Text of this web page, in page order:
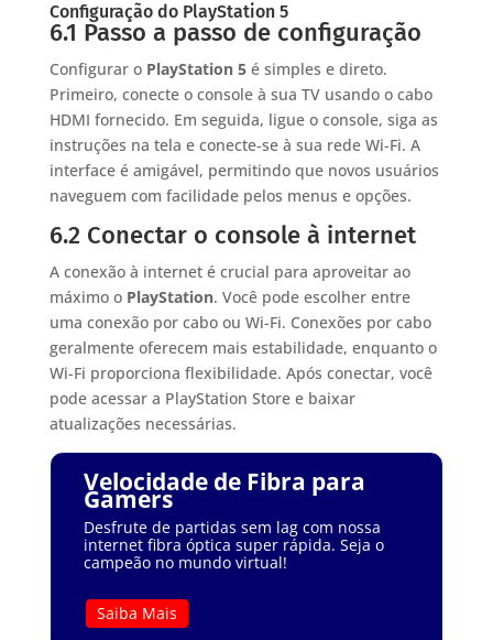
Configuração do PlayStation 5
6.1 Passo a passo de configuração
Configurar o PlayStation 5é simples e direto.
Primeiro, conecte o console à sua TV usando o cabo
HDMI fornecido. Em seguida, ligue o console, siga as
instruções na tela e conecte-se à sua rede Wi-Fi. A
interface é amigável, permitindo que novos usuários
naveguem com facilidade pelos menus e opções.
6.2 Conectar o console à internet
A conexão à internet é crucial para aproveitar ao
máximo o PlayStation. Você pode escolher entre
uma conexão por cabo ou Wi-Fi. Conexões por cabo
geralmente oferecem mais estabilidade, enquanto o
Wi-Fi proporciona flexibilidade. Após conectar, você
pode acessar a PlayStation Store e baixar
atualizações necessárias.
Velocidade de Fibra para
Gamers
Desfrute de partidas sem lag com nossa
internet fibra óptica super rápida. Seja o
campeão no mundo virtual!
Saiba Mais